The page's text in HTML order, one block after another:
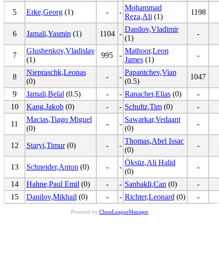
5 Erke,Georg(1) - -
Mohammad
Reza,Ali (1)
1198
6 Jamali,Yasmin (1) 1104 -
Danilov,Vladimir
(1)
-
7
Glushenkov,Vladislav
(1)
995 -
Mathoor,Leon
James(1)
-
8
Niepraschk,Leonas
(0)
- -
Papantchev,Vian
(0.5)
1047
9 Jamali,Belal (0.5) - - Ranacher,Elias(0)
-
10
Kang,Jakob(0) - - Schultz,Tim(0) -
11
Macias,Tiago Miguel
(0)
- -
Sawarkar,Vedaant
(0)
-
12 Staryi,Timur(0) - -
Thomas,Abel Issac
(0)
-
13 Schneider,Anton (0) - -
Öksüz,Ali Halid
(0)
-
14 Hahne,Paul Emil (0) - - Sanbakli,Can (0)
-
15
Danilov,Mikhail (0) - - Richter,Leonard (0) -
Powered by ChessLeagueManager